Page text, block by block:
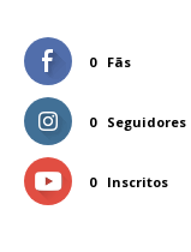
0 Fãs
0 Seguidores
0 Inscritos